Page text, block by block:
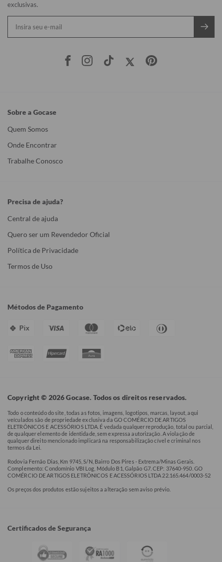
exclusivas.
Sobre a Gocase
Quem Somos
Onde Encontrar
Trabalhe Conosco
Precisa de ajuda?
Central de ajuda
Quero ser um Revendedor Oficial
Política de Privacidade
Termos de Uso
Métodos de Pagamento
Pix
Copyright © 2026 Gocase. Todos os direitos reservados.
Todo o conteúdo do site, todas as fotos, imagens, logotipos, marcas, layout, aqui
veículados são de propriedade exclusiva da GO COMÉRCIO DE ARTIGOS
ELETRÔNICOS E ACESSÓRIOS LTDA. É vedada qualquer reprodução, total ou parcial,
de qualquer elemento de identidade, sem expressa autorização. A violação de
qualquer direito mencionado implicará na responsabilização cível e criminal nos
termos da Lei.
Rodovia Fernão Dias, Km 9745, S/N, Bairro Dos Pires - Extrema/Minas Gerais.
Complemento: Condomínio VBI Log, Módulo B1, Galpão G7. CEP: 37640-950. GO
COMÉRCIO DE ARTIGOS ELETRÔNICOS E ACESSÓRIOS LTDA 22.165.464/0003-52
Os preços dos produtos estão sujeitos a alteração sem aviso prévio.
Certificados de Segurança